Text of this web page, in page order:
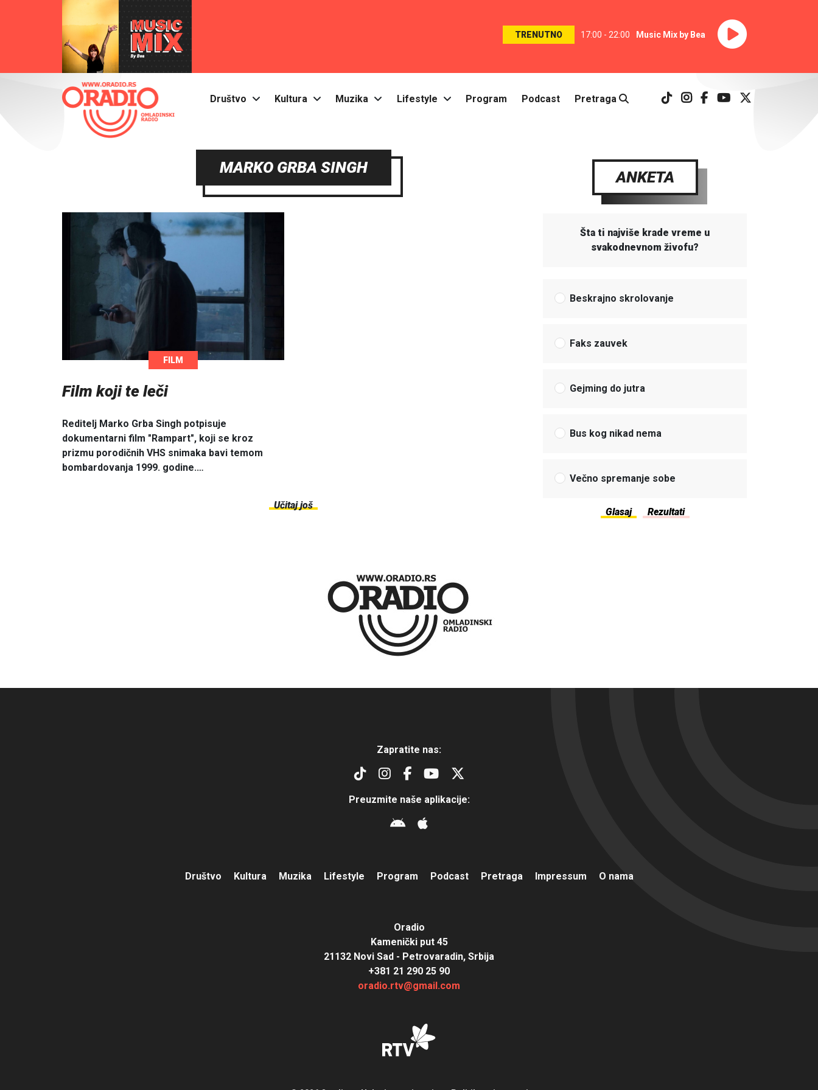
TRENUTNO 17:00 - 22:00 Music Mix by Bea
Društvo Kultura Muzika Lifestyle Program Podcast Pretraga
MARKO GRBA SINGH
FILM
Film koji te leči
Reditelj Marko Grba Singh potpisuje
dokumentarni film "Rampart", koji se kroz
prizmu porodičnih VHS snimaka bavi temom
bombardovanja 1999. godine.…
Učitaj još
ANKETA
Šta ti najviše krade vreme u
svakodnevnom živofu?
Beskrajno skrolovanje
Faks zauvek
Gejming do jutra
Bus kog nikad nema
Večno spremanje sobe
Zapratite nas:
Preuzmite naše aplikacije:
Društvo Kultura Muzika Lifestyle Program Podcast Pretraga Impressum O nama
Oradio
Kamenički put 45
21132 Novi Sad - Petrovaradin, Srbija
+381 21 290 25 90
oradio.rtv@gmail.com